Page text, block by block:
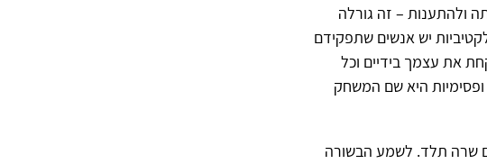
ולהתענות – זה גורלה
יש אנשים שתפקידם
את עצמך בידיים וכל
ופסימיות היא שם המשחק
שרה תלד. לשמע הבשורה